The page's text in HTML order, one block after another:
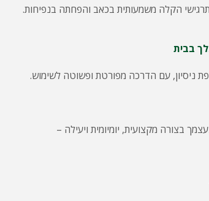
הקלה משמעותית בכאב והפחתה בנפיחות.
בבית
ניסיון, עם הדרכה מפורטת ופשוטה לשימוש.
בצורה מקצועית, יומיומית ויעילה –